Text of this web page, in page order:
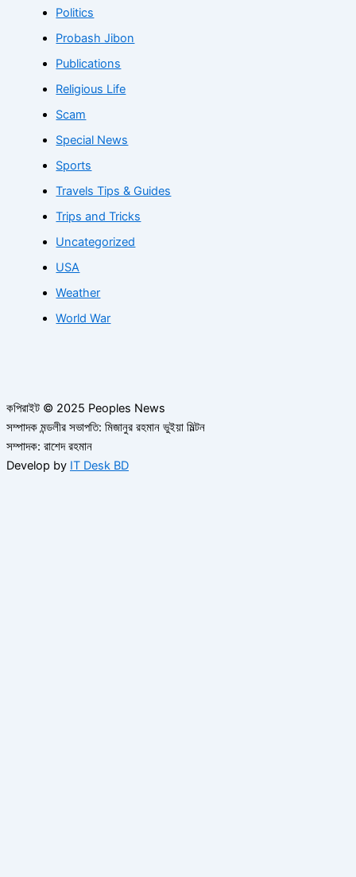
Politics
Probash Jibon
Publications
Religious Life
Scam
Special News
Sports
Travels Tips & Guides
Trips and Tricks
Uncategorized
USA
Weather
World War
কপিরাইট © 2025 Peoples News
সম্পাদক মন্ডলীর সভাপতি: মিজানুর রহমান ভুইয়া মিল্টন
সম্পাদক: রাশেদ রহমান
Develop by IT Desk BD